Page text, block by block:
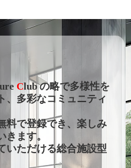
Club の略で多様性を
、多彩なコミュニティ
料で登録でき、楽しみ
ます。
いただける総合施設型